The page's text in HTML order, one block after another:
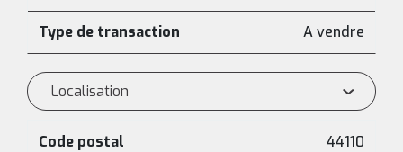
Type de transaction A vendre
Localisation
Code postal 44110